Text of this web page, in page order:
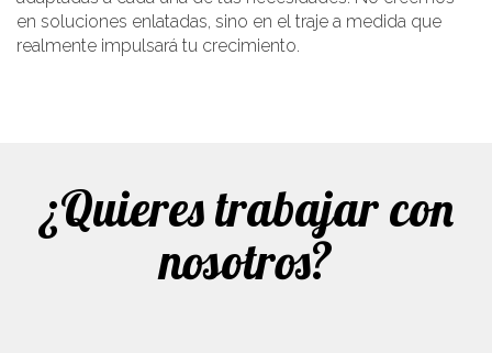
en soluciones enlatadas, sino en el traje a medida que
realmente impulsará tu crecimiento.
¿Quieres trabajar con
nosotros?